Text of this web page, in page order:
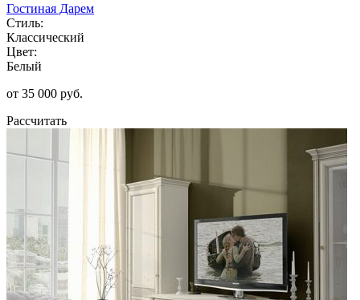
Гостиная Дарем
Стиль:
Классический
Цвет:
Белый
от 35 000 руб.
Рассчитать